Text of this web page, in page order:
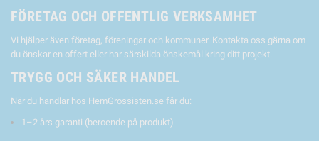
FÖRETAG OCH OFFENTLIG VERKSAMHET
Vi hjälper även företag, föreningar och kommuner. Kontakta oss gärna om
du önskar en offert eller har särskilda önskemål kring ditt projekt.
TRYGG OCH SÄKER HANDEL
När du handlar hos HemGrossisten.se får du:
1–2 års garanti (beroende på produkt)